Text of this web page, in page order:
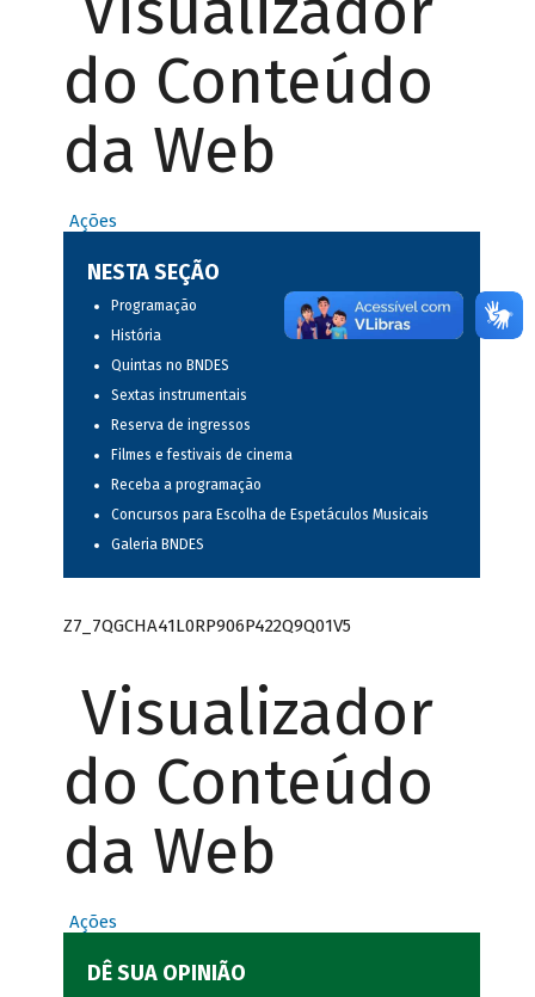
do Conteúdo
da Web
Ações
NESTA SEÇÃO
Programação
História
Quintas no BNDES
Sextas instrumentais
Reserva de ingressos
Filmes e festivais de cinema
Receba a programação
Concursos para Escolha de Espetáculos Musicais
Galeria BNDES
Z7_7QGCHA41L0RP906P422Q9Q01V5
Visualizador
do Conteúdo
da Web
Ações
DÊ SUA OPINIÃO